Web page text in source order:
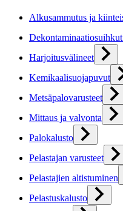
Alkusammutus ja
Harjoitusvälineet
Kemikaalisuojapuvut
Metsäpalovarusteet
Mittaus ja valvonta
Palokalusto
Pelastajan varusteet
Pelastajien altistuminen
Pelastuskalusto